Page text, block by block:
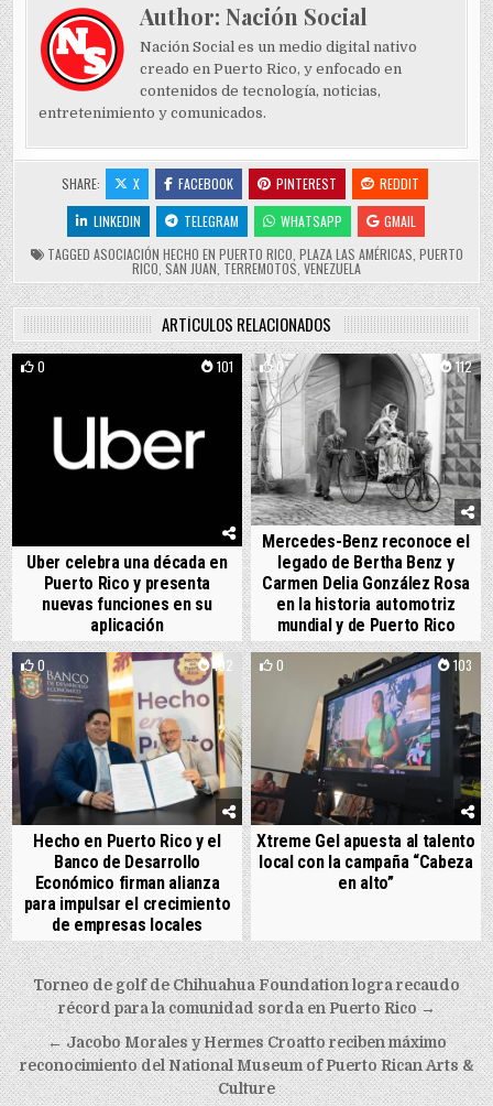
Author:Nación Social
Nación Social es un medio digital nativo
creado en Puerto Rico, y enfocado en
contenidos de tecnología, noticias,
entretenimiento y comunicados.
SHARE: X FACEBOOK PINTEREST
REDDIT
LINKEDIN
TELEGRAM WHATSAPP
GMAIL
TAGGED ASOCIACIÓN HECHO EN PUERTO RICO PLAZA LAS AMÉRICAS PUERTO
RICO SAN JUAN TERREMOTOS VENEZUELA
ARTÍCULOS RELACIONADOS
0 101
Uber celebra una década en
Puerto Rico y presenta
nuevas funciones en su
aplicación
0 112
Mercedes-Benz reconoce el
legado de Bertha Benz y
Carmen Delia González Rosa
en la historia automotriz
mundial y de Puerto Rico
0 102
Hecho en Puerto Rico y el
Banco de Desarrollo
Económico firman alianza
para impulsar el crecimiento
de empresas locales
0 103
Xtreme Gel apuesta al talento
local con la campaña “Cabeza
en alto”
Post navigation
Torneo de golf de Chihuahua Foundation logra recaudo
récord para la comunidad sorda en Puerto Rico →
← Jacobo Morales y Hermes Croatto reciben máximo
reconocimiento del National Museum of Puerto Rican Arts &
Culture